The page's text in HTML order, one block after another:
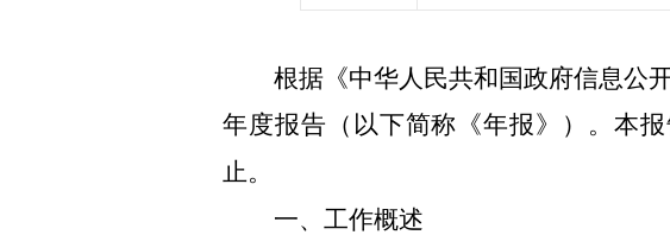
根据《中华人民共和国政府信息公
年度报告（以下简称《年报》）。本
止。
一、工作概述